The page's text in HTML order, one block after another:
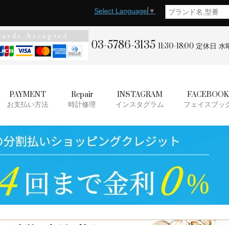
Select Language ▼
03-5786-3135 11:30-18:00 定休日 水
PAYMENT
お支払い方法
Repair
時計修理
INSTAGRAM
インスタグラム
FACEBOOK
フェイスブッ